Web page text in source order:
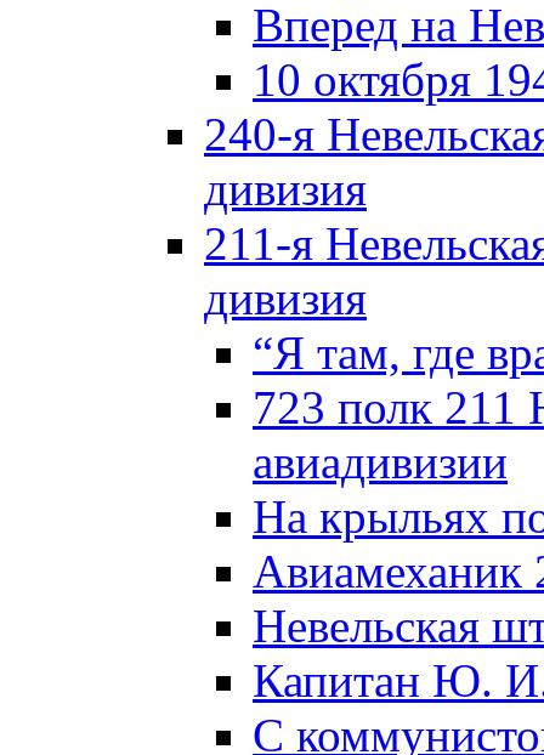
Вперед на
10 октября
240-я
дивизия
211-я
дивизия
“Я там, где
723 полк 211
авиадивизии
На крыльях
Невельская
Капитан Ю.
С